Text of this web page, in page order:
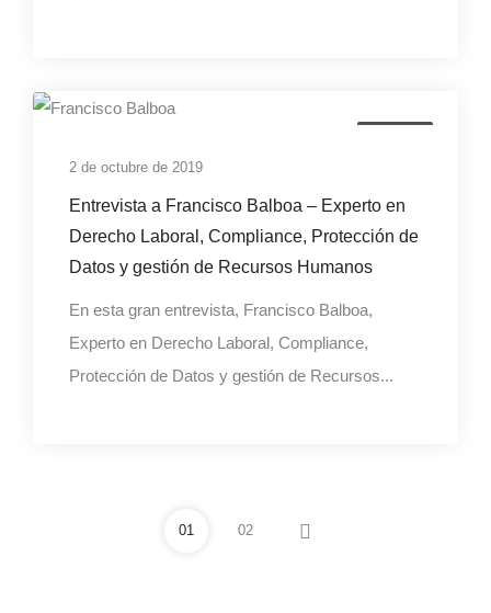
2 de octubre de 2019
Entrevista a Francisco Balboa – Experto en
Derecho Laboral, Compliance, Protección de
Datos y gestión de Recursos Humanos
En esta gran entrevista, Francisco Balboa,
Experto en Derecho Laboral, Compliance,
Protección de Datos y gestión de Recursos...
01 02